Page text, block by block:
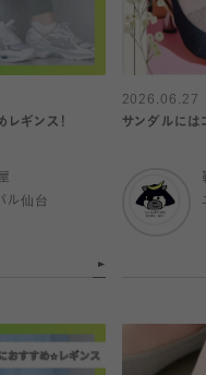
ギンス！
ル仙台
2026.06.27
サンダルには